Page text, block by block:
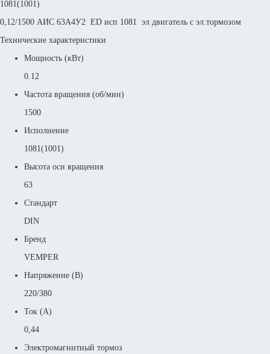
1081(1001)
0,12/1500 АИС 63А4У2 ED исп 1081 эл двигатель с эл.тормозом
Технические характеристики
Мощность (кВт)
0.12
Частота вращения (об/мин)
1500
Исполнение
1081(1001)
Высота оси вращения
63
Стандарт
DIN
Бренд
VEMPER
Напряжение (В)
220/380
Ток (А)
0,44
Электромагнитный тормоз